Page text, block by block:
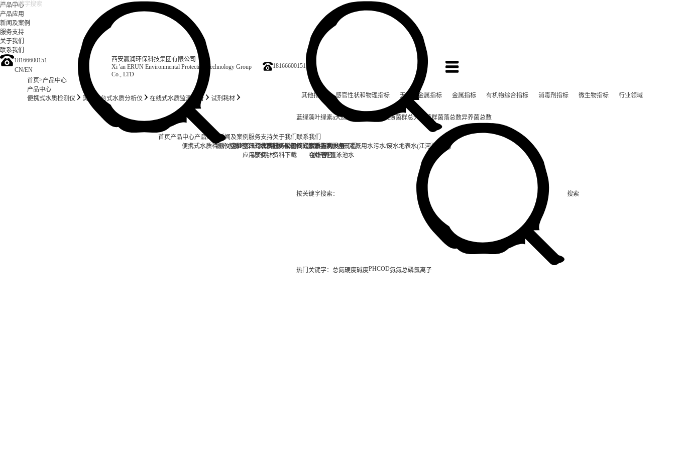
西安赢润环保科技集团有限公司
Xi 'an ERUN Environmental Protection Technology Group
Co., LTD
18166600151
首页产品中心
便携式水质检测仪实验室台式水质分析仪在线式水质监测设备
试剂耗材
产品应用
锅炉水循环冷却水饮用水/自来水二次集中供水农田灌溉用水污水/废水地表水(江河湖泊等)
水产养殖泳池水
新闻及案例
企业资讯行业资讯
应用案例
服务支持
售后服务常见问题
资料下载
关于我们
公司简介资质专利发展历程
合作客户
联系我们
联系方式
在线留言
产品中心
产品应用
新闻及案例
服务支持
关于我们
联系我们
18166600151
CN/EN
首页>产品中心
产品中心
便携式水质检测仪
实验室台式水质分析仪 在线式水质监测设备 试剂耗材 其他指标 感官性状和物理指标 无机非金属指标 金属指标 有机物综合指标 消毒剂指标 微生物指标 行业领域
蓝绿藻叶绿素a大肠埃希氏菌 耐热大肠菌群总大肠菌群菌落总数异养菌总数
按关键字搜索： 搜索
热门关键字：总氮硬度碱度PHCOD氨氮总磷氯离子